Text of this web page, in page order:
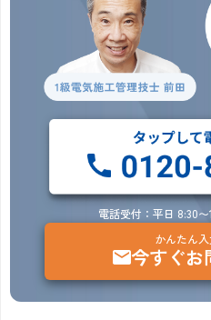
電話受付：平日 8:30
かんたん入
今すぐお